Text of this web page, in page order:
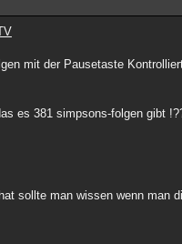
mit der Pausetaste
es 381 simpsons-folgen gibt
sollte man wissen wenn man